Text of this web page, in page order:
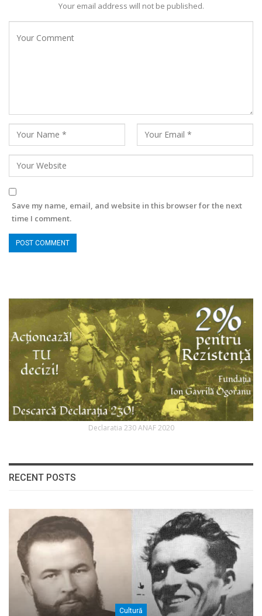
Your email address will not be published.
Save my name, email, and website in this browser for the next
time I comment.
Declaratia 230 ANAF 2020
RECENT POSTS
Cultură